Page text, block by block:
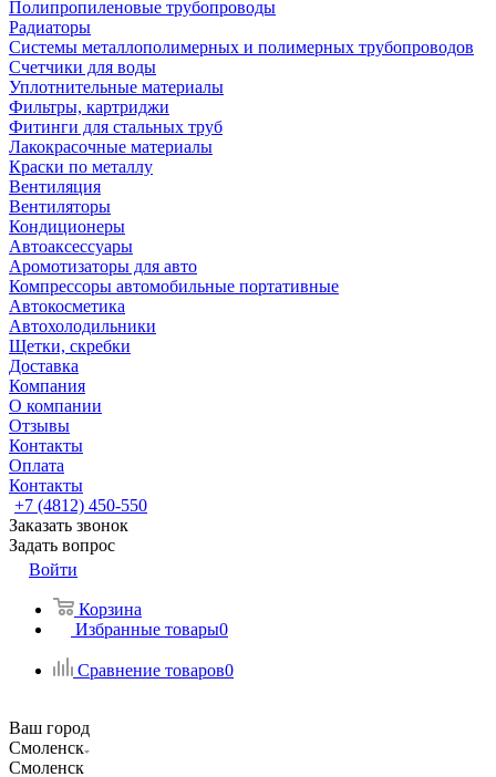
Полипропиленовые трубопроводы
Радиаторы
Системы металлополимерных и полимерных трубопроводов
Счетчики для воды
Уплотнительные материалы
Фильтры, картриджи
Фитинги для стальных труб
Лакокрасочные материалы
Краски по металлу
Вентиляция
Вентиляторы
Кондиционеры
Автоаксессуары
Аромотизаторы для авто
Компрессоры автомобильные портативные
Автокосметика
Автохолодильники
Щетки, скребки
Доставка
Компания
О компании
Отзывы
Контакты
Оплата
Контакты
+7 (4812) 450-550
Заказать звонок
Задать вопрос
Войти
Корзина
Избранные товары0
Сравнение товаров0
Ваш город
Смоленск
Смоленск